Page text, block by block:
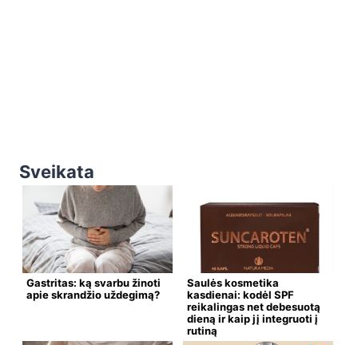
Sveikata
Gastritas: ką svarbu žinoti
apie skrandžio uždegimą?
Saulės kosmetika
kasdienai: kodėl SPF
reikalingas net debesuotą
dieną ir kaip jį integruoti į
rutiną